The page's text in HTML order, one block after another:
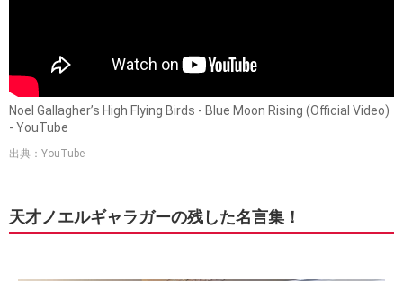
Noel Gallagher’s High Flying Birds - Blue Moon Rising (Official Video)
- YouTube
出典：YouTube
天才ノエルギャラガーの残した名言集！